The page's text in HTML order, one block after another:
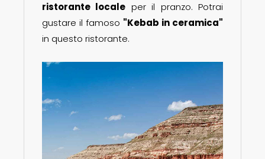
ristorante locale per il pranzo. Potrai
gustare il famoso "Kebab in ceramica"
in questo ristorante.